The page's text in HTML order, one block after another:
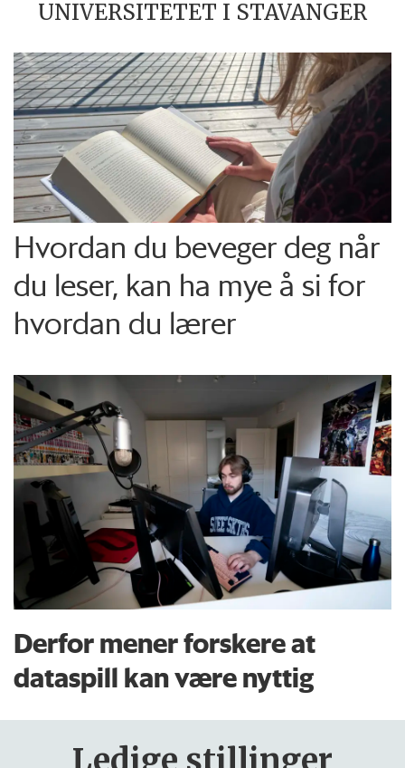
UNIVERSITETET I STAVANGER
Hvordan du beveger deg når
du leser, kan ha mye å si for
hvordan du lærer
Derfor mener forskere at
dataspill kan være nyttig